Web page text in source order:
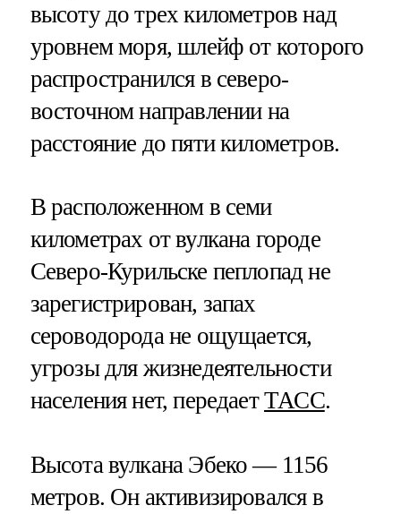
высоту до трех километров над
уровнем моря, шлейф от которого
распространился в северо-
восточном направлении на
расстояние до пяти километров.
В расположенном в семи
километрах от вулкана городе
Северо-Курильске пеплопад не
зарегистрирован, запах
сероводорода не ощущается,
угрозы для жизнедеятельности
населения нет, передаетТАСС.
Высота вулкана Эбеко — 1156
метров. Он активизировался в